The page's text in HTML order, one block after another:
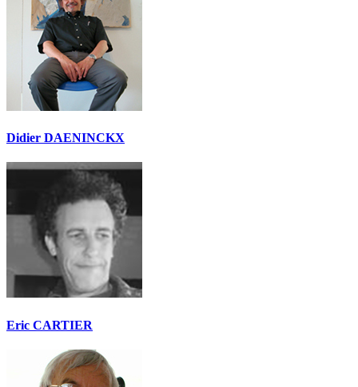
Didier DAENINCKX
Eric CARTIER